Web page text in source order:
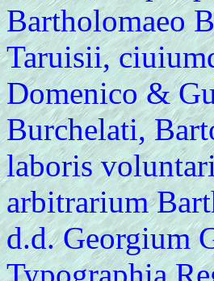
Bartholomaeo
Taruisii,
Domenico &
Burchelati,
laboris
arbitrarium
d.d. Georgium
Typographia